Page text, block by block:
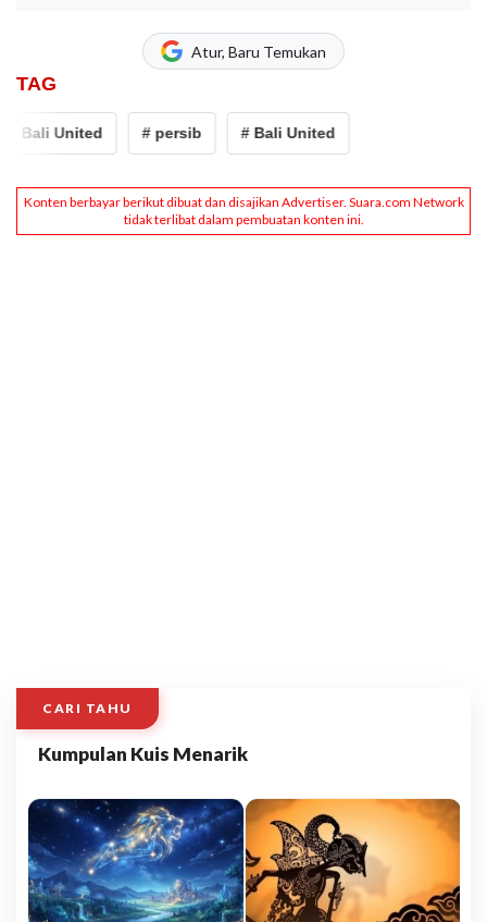
Atur, Baru Temukan
TAG
# Bali United # persib # Bali United
CARI TAHU
Kumpulan Kuis Menarik